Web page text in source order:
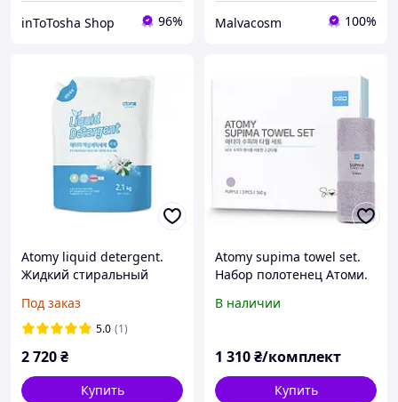
inToTosha Shop 96% Malvacosm 100%
Atomy liquid detergent.
Жидкий стиральный
Под заказ
5.0 (1)
2 720₴
Купить
Atomy supima towel set.
Набор полотенец Атоми.
Южная Корея
В наличии
1 310₴/комплект
Купить